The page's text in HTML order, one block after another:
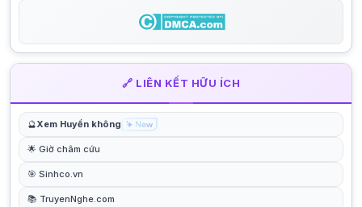
🔗 LIÊN KẾT HỮU ÍCH
🔮Xem Huyền không
🌟 Giờ châm cứu
🎯 Sinhco.vn
📚 TruyenNghe.com